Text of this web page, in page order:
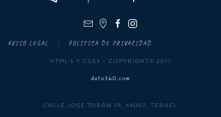
AVISO LEGAL POLÍTICA DE PRIVACIDAD
HTML 5 Y CSS3 - COPYRIGHT© 2017
dato360.com
CALLE JOSE TORÁN 1A, 44002, TERUEL